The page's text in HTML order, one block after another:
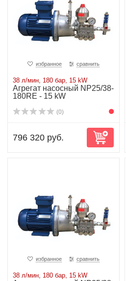
избранное сравнить
38 л/мин, 180 бар, 15 kW
Агрегат насосный NP25/38-
180RE - 15 kW
(0)
796 320 руб.
избранное сравнить
38 л/мин, 180 бар, 15 kW